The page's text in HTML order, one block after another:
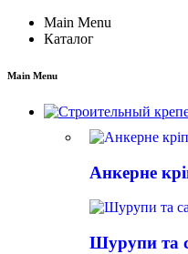
Main Menu
Каталог
Main Menu
Анкерне
Шурупи та